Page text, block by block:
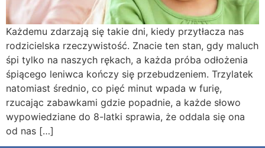
Każdemu zdarzają się takie dni, kiedy przytłacza nas
rodzicielska rzeczywistość. Znacie ten stan, gdy maluch
śpi tylko na naszych rękach, a każda próba odłożenia
śpiącego leniwca kończy się przebudzeniem. Trzylatek
natomiast średnio, co pięć minut wpada w furię,
rzucając zabawkami gdzie popadnie, a każde słowo
wypowiedziane do 8-latki sprawia, że oddala się ona
od nas […]